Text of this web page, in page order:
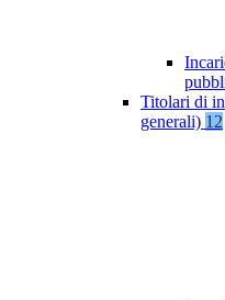
Titolari di
generali) 12